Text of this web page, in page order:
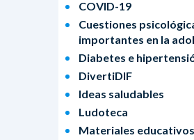
COVID-19
Cuestiones
importantes en la
Diabetes e
DivertiDIF
Ideas saludables
Ludoteca
Materiales educativos